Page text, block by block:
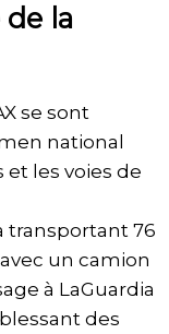
la
se sont
national
et les voies de
transportant 76
un camion
à LaGuardia
des